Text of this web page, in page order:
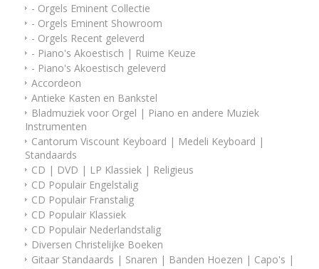
- Orgels Eminent Collectie
- Orgels Eminent Showroom
- Orgels Recent geleverd
- Piano's Akoestisch | Ruime Keuze
- Piano's Akoestisch geleverd
Accordeon
Antieke Kasten en Bankstel
Bladmuziek voor Orgel | Piano en andere Muziek
Instrumenten
Cantorum Viscount Keyboard | Medeli Keyboard |
Standaards
CD | DVD | LP Klassiek | Religieus
CD Populair Engelstalig
CD Populair Franstalig
CD Populair Klassiek
CD Populair Nederlandstalig
Diversen Christelijke Boeken
Gitaar Standaards | Snaren | Banden Hoezen | Capo's |